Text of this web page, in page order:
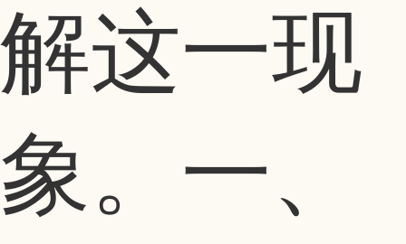
解这一现
象。一、